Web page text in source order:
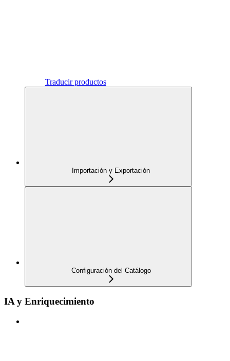
Traducir productos
Importación y Exportación
Configuración del Catálogo
IA y Enriquecimiento